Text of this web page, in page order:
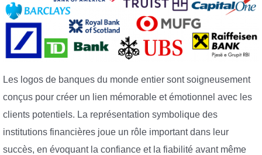
Les logos de banques du monde entier sont soigneusement
conçus pour créer un lien mémorable et émotionnel avec les
clients potentiels. La représentation symbolique des
institutions financières joue un rôle important dans leur
succès, en évoquant la confiance et la fiabilité avant même